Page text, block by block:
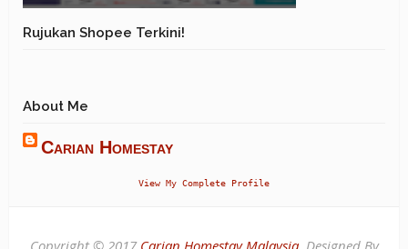
untuk rujukan seluruh rakyat Malaysia.
Rujukan Shopee Terkini!
About Me
Carian Homestay
View My Complete Profile
Copyright © 2017 Carian Homestay Malaysia. Designed By